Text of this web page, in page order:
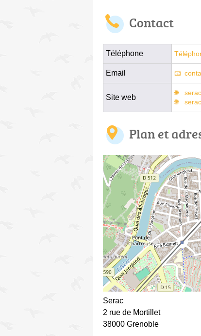
Contact
Téléphone
Email
Site web
Plan et
Serac
2 rue de Mortillet
38000 Grenoble